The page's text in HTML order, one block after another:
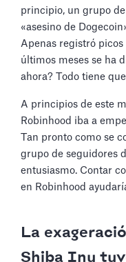
principio, un grupo
«asesino de
Apenas registró
últimos meses se ha
ahora? Todo tiene
A principios de este
Robinhood iba a
Tan pronto como se
grupo de seguidores
entusiasmo. Contar
en Robinhood
La
Shiba Inu